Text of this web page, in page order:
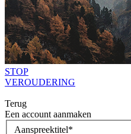
STOP
VEROUDERING
Terug
Een account aanmaken
Aanspreektitel*